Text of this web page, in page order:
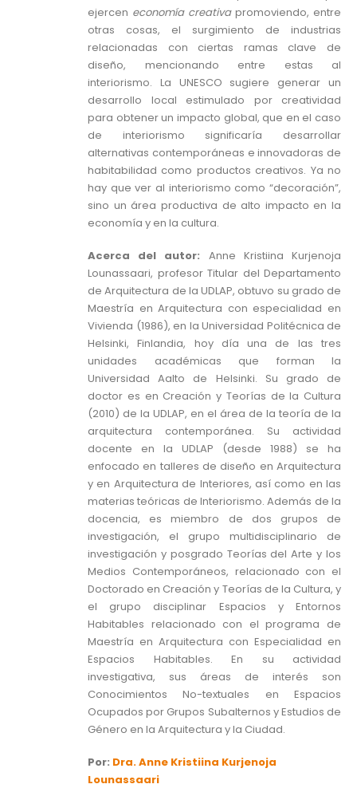
ejercen economía creativapromoviendo, entre
otras cosas, el surgimiento de industrias
relacionadas con ciertas ramas clave de
diseño, mencionando entre estas al
interiorismo. La UNESCO sugiere generar un
desarrollo local estimulado por creatividad
para obtener un impacto global, que en el caso
de interiorismo significaría desarrollar
alternativas contemporáneas e innovadoras de
habitabilidad como productos creativos. Ya no
hay que ver al interiorismo como “decoración”,
sino un área productiva de alto impacto en la
economía y en la cultura.
Acerca del autor: Anne Kristiina Kurjenoja
Lounassaari, profesor Titular del Departamento
de Arquitectura de la UDLAP, obtuvo su grado de
Maestría en Arquitectura con especialidad en
Vivienda (1986), en la Universidad Politécnica de
Helsinki, Finlandia, hoy día una de las tres
unidades académicas que forman la
Universidad Aalto de Helsinki. Su grado de
doctor es en Creación y Teorías de la Cultura
(2010) de la UDLAP, en el área de la teoría de la
arquitectura contemporánea. Su actividad
docente en la UDLAP (desde 1988) se ha
enfocado en talleres de diseño en Arquitectura
y en Arquitectura de Interiores, así como en las
materias teóricas de Interiorismo. Además de la
docencia, es miembro de dos grupos de
investigación, el grupo multidisciplinario de
investigación y posgrado Teorías del Arte y los
Medios Contemporáneos, relacionado con el
Doctorado en Creación y Teorías de la Cultura, y
el grupo disciplinar Espacios y Entornos
Habitables relacionado con el programa de
Maestría en Arquitectura con Especialidad en
Espacios Habitables. En su actividad
investigativa, sus áreas de interés son
Conocimientos No-textuales en Espacios
Ocupados por Grupos Subalternos y Estudios de
Género en la Arquitectura y la Ciudad.
Por: Dra. Anne Kristiina Kurjenoja
Lounassaari